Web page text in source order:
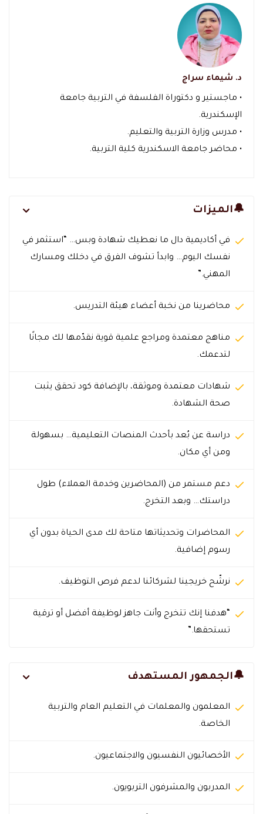
د. شيماء سراج
• ماجستير و دكتوراة الفلسفة في التربية جامعة
الإسكندرية.
• مدرس وزارة التربية والتعليم.
• محاضر جامعة الاسكندرية كلية التربية.
🔔الميزات
في أكاديمية دال ما نعطيك شهادة وبس… “استثمر في
نفسك اليوم… وابدأ تشوف الفرق في دخلك ومسارك
المهني.”
محاضرينا من نخبة أعضاء هيئة التدريس.
مناهج معتمدة ومراجع علمية قوية نقدّمها لك مجانًا
لتدعمك.
شهادات معتمدة وموثقة، بالإضافة كود تحقق يثبت
صحة الشهادة.
دراسة عن بُعد بأحدث المنصات التعليمية… بسهولة
ومن أي مكان.
دعم مستمر من (المحاضرين وخدمة العملاء) طول
دراستك… وبعد التخرج.
المحاضرات وتحديثاتها متاحة لك مدى الحياة بدون أي
رسوم إضافية.
نرشّح خريجينا لشركائنا لدعم فرص التوظيف.
“هدفنا إنك تتخرج وأنت جاهز لوظيفة أفضل أو ترقية
تستحقها.”
🔔الجمهور المستهدف
المعلمون والمعلمات في التعليم العام والتربية
الخاصة.
الأخصائيون النفسيون والاجتماعيون.
المدربون والمشرفون التربويون.